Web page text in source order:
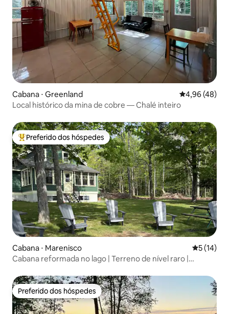
Cabana ⋅ Greenland 4,96 de uma
4,96 (48)
Local histórico da mina de cobre — Chalé inteiro
Entre os melhores preferidos dos hóspedes
Preferido dos hóspedes
Cabana ⋅ Marenisco 5 de uma
5 (14)
Cabana reformada no lago | Terreno de nível raro |
Preferido dos hóspedes
Preferido dos hóspedes